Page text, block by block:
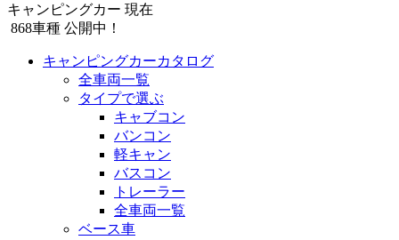
キャンピングカー 現在
868車種 公開中！
キャンピングカーカタログ
全車両一覧
タイプで選ぶ
キャブコン
バンコン
軽キャン
バスコン
トレーラー
全車両一覧
ベース車